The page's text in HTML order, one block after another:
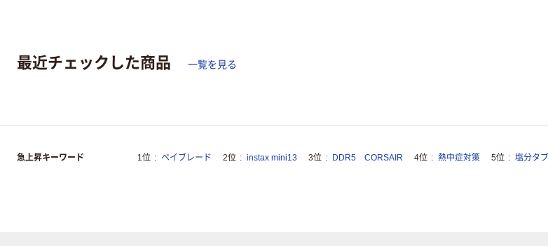
最近チェックした商品 一覧を見る
急上昇キーワード 1位 ベイブレード 2位 instax mini13 3位 DDR5 CORSAIR 4位 熱中症対策 5位 塩分タ